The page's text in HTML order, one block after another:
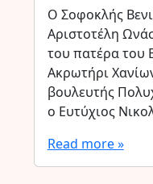
Ο Σοφοκλής
Αριστοτέλη
του πατέρα του
Ακρωτήρι
βουλευτής
ο Ευτύχιος
Read more »